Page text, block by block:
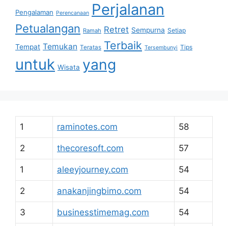
Pengalaman Perencanaan Perjalanan
Petualangan Ramah Retret Sempurna Setiap
Tempat Temukan Teratas Terbaik Tersembunyi Tips
untuk Wisata yang
1 raminotes.com 58
2 thecoresoft.com 57
1 aleeyjourney.com 54
2 anakanjingbimo.com 54
3 businesstimemag.com 54